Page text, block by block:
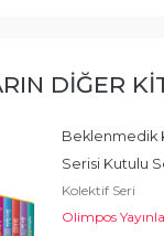
DIĞER
Beklenmedik
Serisi Kutulu
Kolektif Seri
Olimpos